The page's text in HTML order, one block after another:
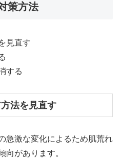
策方法
見直す
する
法を見直す
急激な変化によるため肌荒れ
向があります。